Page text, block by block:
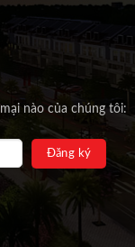
nào của chúng tôi: